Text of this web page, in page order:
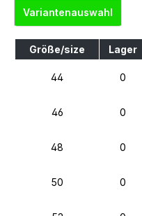
Variantenauswahl
Größe/size Lager
44 0
46 0
48 0
50 0